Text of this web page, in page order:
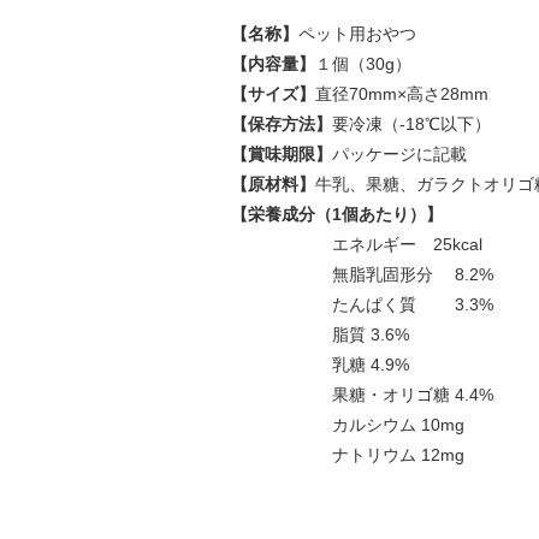
【名称】 ペット用おやつ
【内容量】
１個（30g）
【サイズ】 直径70mm×高さ28mm
【保存方法】 要冷凍（-18℃以下）
【賞味期限】 パッケージに記載
【原材料】 牛乳、果糖、ガラクトオリゴ
【栄養成分（1個あたり）】
エネルギー 25kcal
無脂乳固形分 8.2%
たんぱく質 3.3%
脂質 3.6%
乳糖 4.9%
果糖・オリゴ糖 4.4%
カルシウム 10mg
ナトリウム 12mg